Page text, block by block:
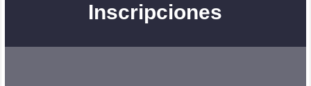
Inscripciones